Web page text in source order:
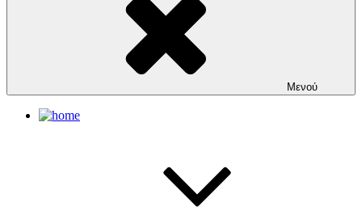
Μενού